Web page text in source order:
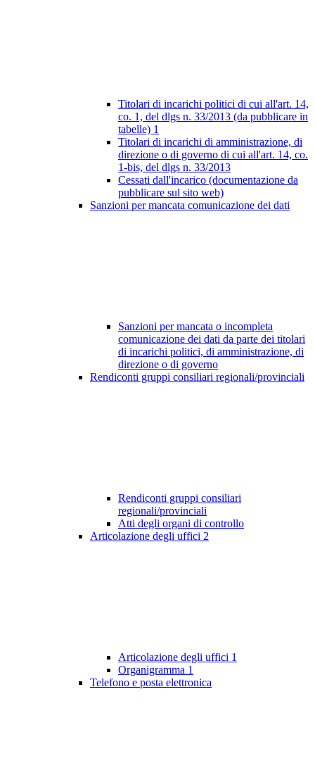
Titolari di incarichi politici di cui all'art. 14,
co. 1, del dlgs n. 33/2013 (da pubblicare in
tabelle) 1
Titolari di incarichi di amministrazione, di
direzione o di governo di cui all'art. 14, co.
1-bis, del dlgs n. 33/2013
Cessati dall'incarico (documentazione da
pubblicare sul sito web)
Sanzioni per mancata comunicazione dei dati
Sanzioni per mancata o incompleta
comunicazione dei dati da parte dei titolari
di incarichi politici, di amministrazione, di
direzione o di governo
Rendiconti gruppi consiliari regionali/provinciali
Rendiconti gruppi consiliari
regionali/provinciali
Atti degli organi di controllo
Articolazione degli uffici 2
Articolazione degli uffici 1
Organigramma 1
Telefono e posta elettronica